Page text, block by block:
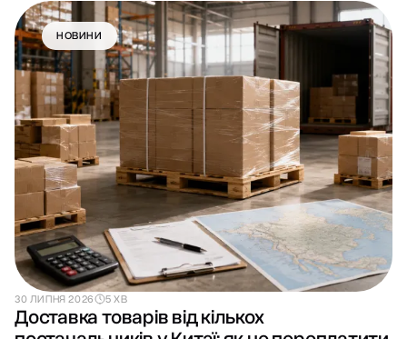
НОВИНИ
30 ЛИПНЯ 2026 5 ХВ
Доставка товарів від кількох